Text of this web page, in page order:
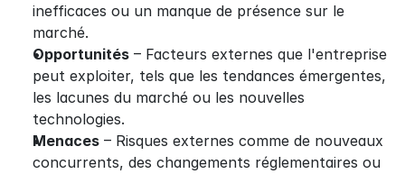
inefficaces ou un manque de présence sur le
marché.
Opportunités – Facteurs externes que l'entreprise
peut exploiter, tels que les tendances émergentes,
les lacunes du marché ou les nouvelles
technologies.
Menaces – Risques externes comme de nouveaux
concurrents, des changements réglementaires ou